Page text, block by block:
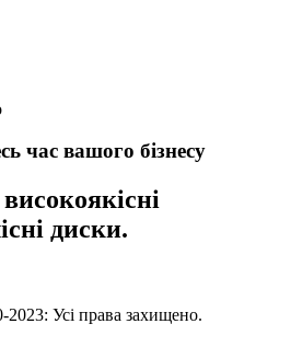
час вашого бізнесу
диски.
Усі права захищено.